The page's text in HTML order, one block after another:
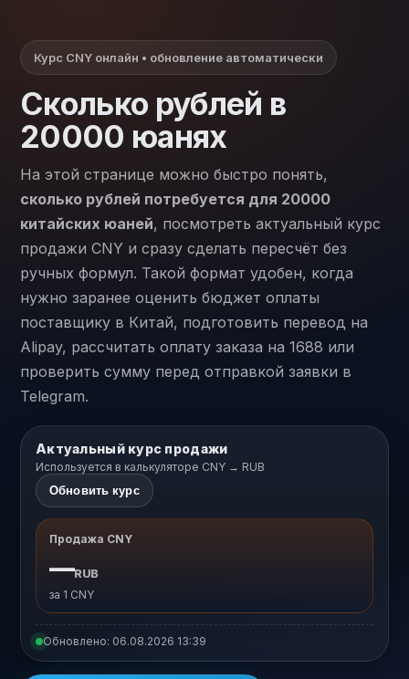
Курс CNY онлайн • обновление автоматически
Сколько рублей в
20000 юанях
На этой странице можно быстро понять,
сколько рублей потребуется для 20000
китайских юаней, посмотреть актуальный курс
продажи CNY и сразу сделать пересчёт без
ручных формул. Такой формат удобен, когда
нужно заранее оценить бюджет оплаты
поставщику в Китай, подготовить перевод на
Alipay, рассчитать оплату заказа на 1688 или
проверить сумму перед отправкой заявки в
Telegram.
Актуальный курс продажи
Используется в калькуляторе CNY → RUB
Обновить курс
Продажа CNY
—RUB
за 1 CNY
Обновлено: 06.08.2026 13:39